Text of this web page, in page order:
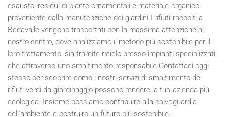
esausto, residui di piante ornamentali e materiale organico
proveniente dalla manutenzione dei giardini.I rifiuti raccolti a
Redavalle vengono trasportati con la massima attenzione al
nostro centro, dove analizziamo il metodo più sostenibile per il
loro trattamento, sia tramite riciclo presso impianti specializzati
che attraverso uno smaltimento responsabile.Contattaci oggi
stesso per scoprire come i nostri servizi di smaltimento dei
rifiuti verdi da giardinaggio possono rendere la tua azienda più
ecologica. Insieme possiamo contribuire alla salvaguardia
dell'ambiente e costruire un futuro più sostenibile.